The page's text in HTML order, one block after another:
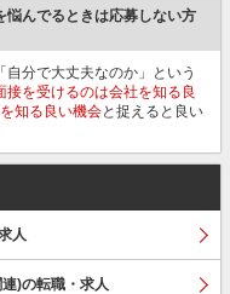
悩んでるときは応募しない方
自分で大丈夫なのか」という
接を受けるのは会社を知る良
知る良い機会と捉えると良い
人
)の転職・求人